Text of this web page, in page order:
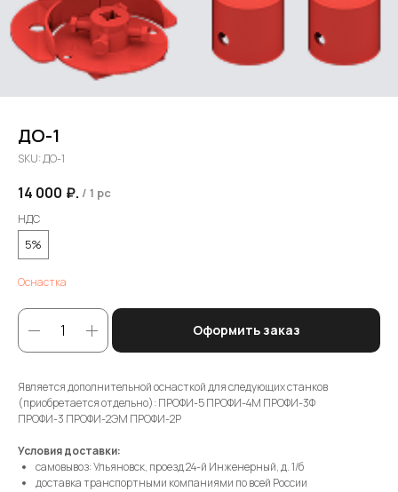
ДО-1
SKU:ДО-1
14 000 ₽. / 1 pc
НДС
5%
Оснастка
Оформить заказ
Является дополнительной оснасткой для следующих станков
(приобретается отдельно): ПРОФИ-5 ПРОФИ-4М ПРОФИ-3Ф
ПРОФИ-3 ПРОФИ-2ЭМ ПРОФИ-2Р
Условия доставки:
самовывоз: Ульяновск, проезд 24-й Инженерный, д. 1/б
доставка транспортными компаниями по всей России